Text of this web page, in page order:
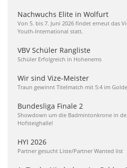
Nachwuchs Elite in Wolfurt
Von 5. bis 7. Juni 2026 findet erneut das
Youth-International statt.
VBV Schüler Rangliste
Schüler Erfolgreich in Hohenems
Wir sind Vize-Meister
Traun gewinnt Titelmatch mit 5:4 im
Bundesliga Finale 2
Showdown um die Badmintonkrone in
Hofsteighalle!
HYI 2026
Partner gesucht Liste/Partner Wanted list